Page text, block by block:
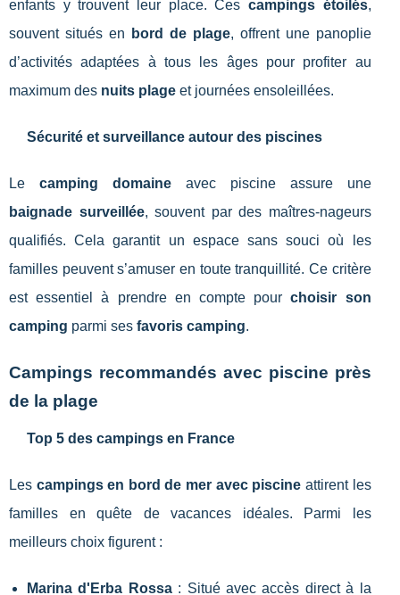
enfants y trouvent leur place. Ces campings étoilés,
souvent situés en
bord de plage, offrent une panoplie
d’activités adaptées à tous les âges pour profiter au
maximum des nuits plage et journées ensoleillées.
Sécurité et surveillance autour des piscines
Le camping domaineavec piscine assure une
baignade surveillée, souvent par des maîtres-nageurs
qualifiés. Cela garantit un espace sans souci où les
familles peuvent s’amuser en toute tranquillité. Ce critère
est essentiel à prendre en compte pourchoisir son
camping parmi ses favoris camping.
Campings recommandés avec piscine près
de la plage
Top 5 des campings en France
Les campings en bord de mer avec piscine attirent les
familles en quête de vacances idéales. Parmi les
meilleurs choix figurent :
Marina d'Erba Rossa: Situé avec accès direct à la